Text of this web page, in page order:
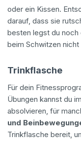
oder ein Kissen.
darauf, dass sie
besten legst du noch
beim Schwitzen
Trinkflasche
Für dein
Übungen kannst du
absolvieren, für
und
Trinkflasche bereit,